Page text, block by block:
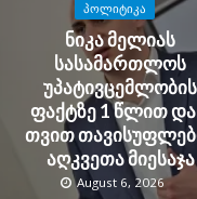
ᲞᲝᲚᲘᲢᲘᲙᲐ
ნიკა მელიას
სასამართლოს
უპატივცემლობის
ფაქტზე 1 წლით
თვით
აღკვეთა მიესაჯა
August 6, 2026